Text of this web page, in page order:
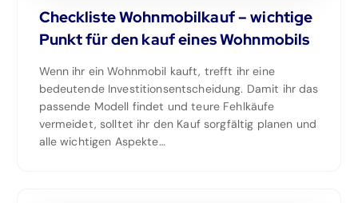
Checkliste Wohnmobilkauf – wichtige
Punkt für den kauf eines Wohnmobils
Wenn ihr ein Wohnmobil kauft, trefft ihr eine
bedeutende Investitionsentscheidung. Damit ihr das
passende Modell findet und teure Fehlkäufe
vermeidet, solltet ihr den Kauf sorgfältig planen und
alle wichtigen Aspekte…